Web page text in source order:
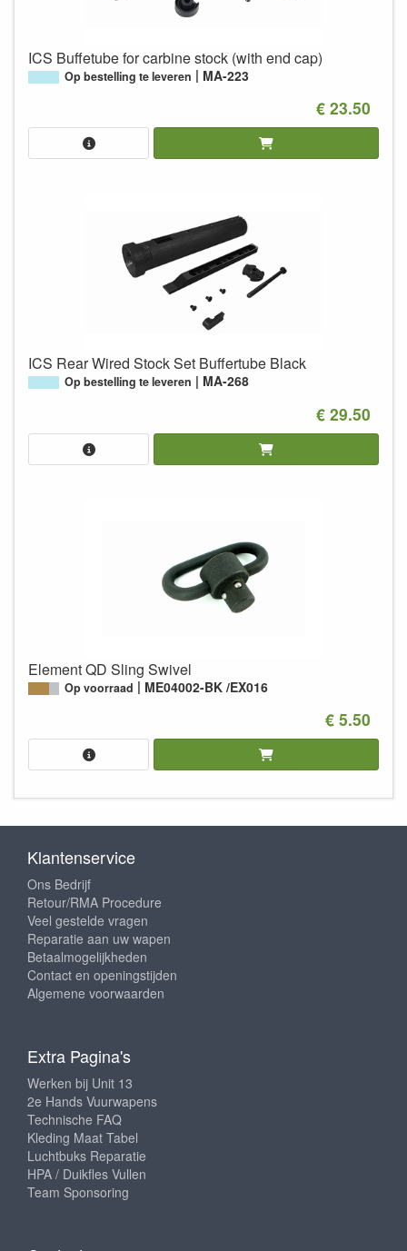
ICS Buffetube for carbine stock (with end cap)
Op bestelling te leveren MA-223
€ 23.50
ICS Rear Wired Stock Set Buffertube Black
Op bestelling te leveren MA-268
€ 29.50
Element QD Sling Swivel
Op voorraad ME04002-BK /EX016
€ 5.50
Klantenservice
Ons Bedrijf
Retour/RMA Procedure
Veel gestelde vragen
Reparatie aan uw wapen
Betaalmogelijkheden
Contact en openingstijden
Algemene voorwaarden
Extra Pagina's
Werken bij Unit 13
2e Hands Vuurwapens
Technische FAQ
Kleding Maat Tabel
Luchtbuks Reparatie
HPA / Duikfles Vullen
Team Sponsoring